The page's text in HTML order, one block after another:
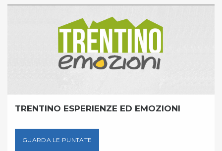
TRENTINO ESPERIENZE ED EMOZIONI
GUARDA LE PUNTATE